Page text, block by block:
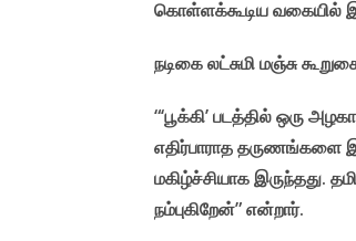
கொள்ளக்கூடிய வகையில்
நடிகை லட்சுமி மஞ்சு
“‘பூக்கி’ படத்தில் ஒரு
எதிர்பாராத தருணங்களை
மகிழ்ச்சியாக இருந்தது.
நம்புகிறேன்” என்றார்.